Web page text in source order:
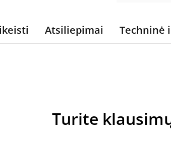
Atsiliepimai Techninė
Turite